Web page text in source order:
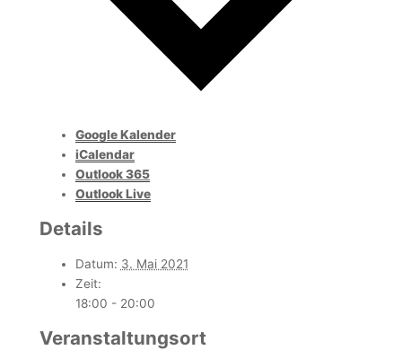
Google Kalender
iCalendar
Outlook 365
Outlook Live
Details
Datum: 3. Mai 2021
Zeit:
18:00 - 20:00
Veranstaltungsort